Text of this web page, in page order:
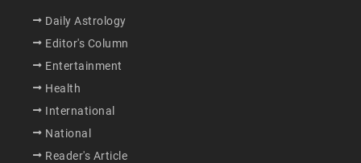
Daily Astrology
Editor's Column
Entertainment
Health
International
National
Reader's Article